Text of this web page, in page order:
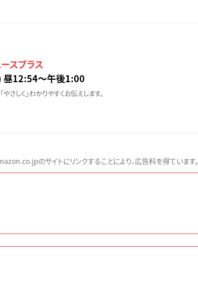
スプラス
昼12:54〜午後1:00
さしく」わかりやすくお伝えします。
のサイトにリンクすることにより、広告料を得ています。